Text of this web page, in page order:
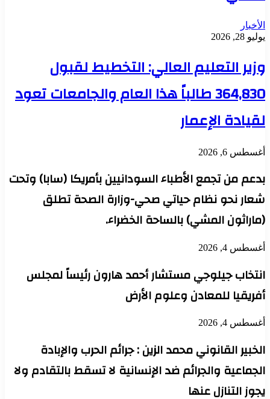
الأخبار
يوليو 28, 2026
وزير التعليم العالي: التخطيط لقبول
364,830 طالباً هذا العام والجامعات تعود
لقيادة الإعمار
أغسطس 6, 2026
بدعم من تجمع الأطباء السودانيين بأمريكا (سابا) وتحت
شعار نحو نظام حياتي صحي-وزارة الصحة تطلق
(ماراثون المشي) بالساحة الخضراء.
أغسطس 4, 2026
انتخاب جيلوجي مستشار أحمد هارون رئيساً لمجلس
أفريقيا للمعادن وعلوم الأرض
أغسطس 4, 2026
الخبير القانوني محمد الزين : جرائم الحرب والإبادة
الجماعية والجرائم ضد الإنسانية لا تسقط بالتقادم ولا
يجوز التنازل عنها